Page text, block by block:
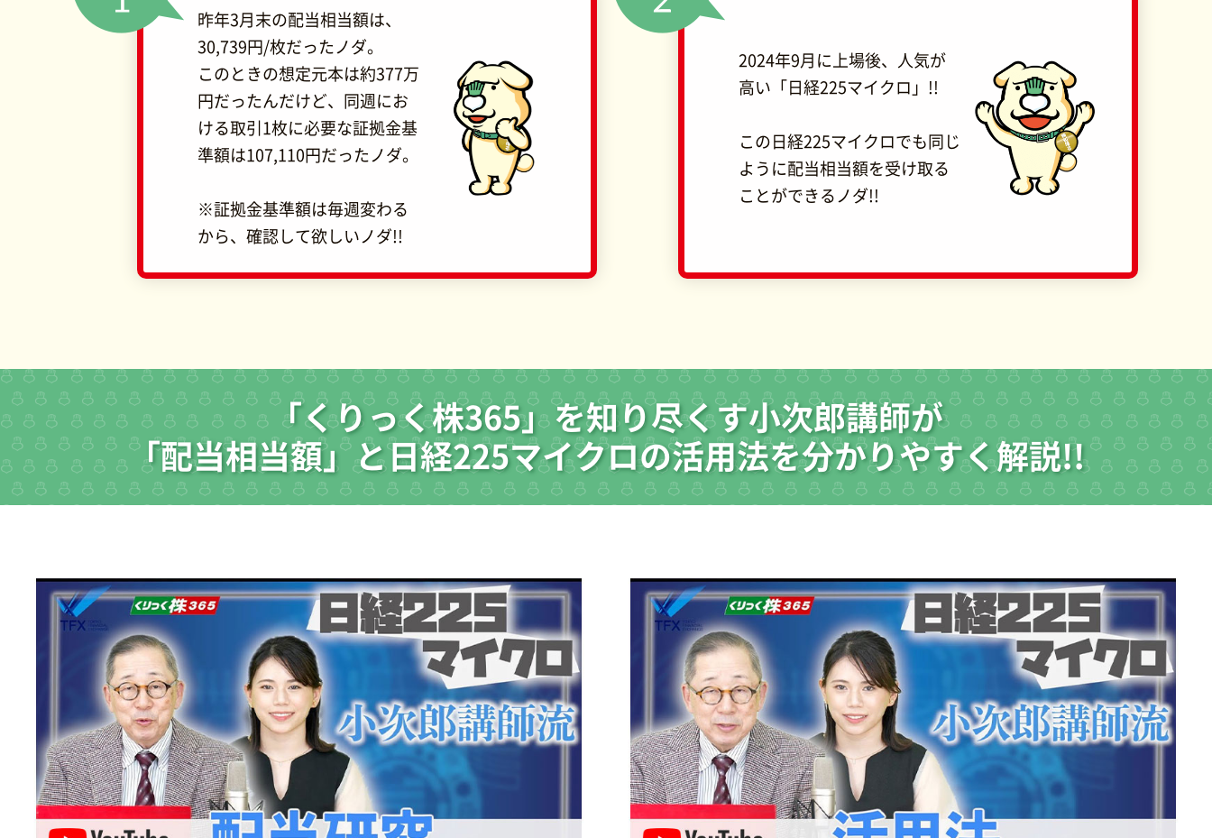
昨年3月末の配当相当額は、
30,739円/枚だったノダ。
このときの想定元本は約377万
円だったんだけど、同週にお
ける取引1枚に必要な証拠金基
準額は107,110円だったノダ。
※証拠金基準額は毎週変わる
から、確認して欲しいノダ!!
2024年9月に上場後、人気が
高い「日経225マイクロ」!!
この日経225マイクロでも同じ
ように配当相当額を受け取る
ことができるノダ!!
「くりっく株365」を知り尽くす小次郎講師が
「配当相当額」と日経225マイクロの活用法を分かりやすく解説!!